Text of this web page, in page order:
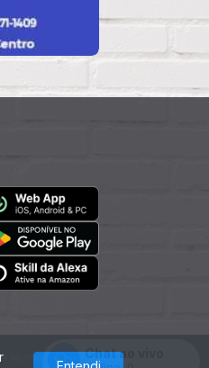
tecnologia Chat ao vivo